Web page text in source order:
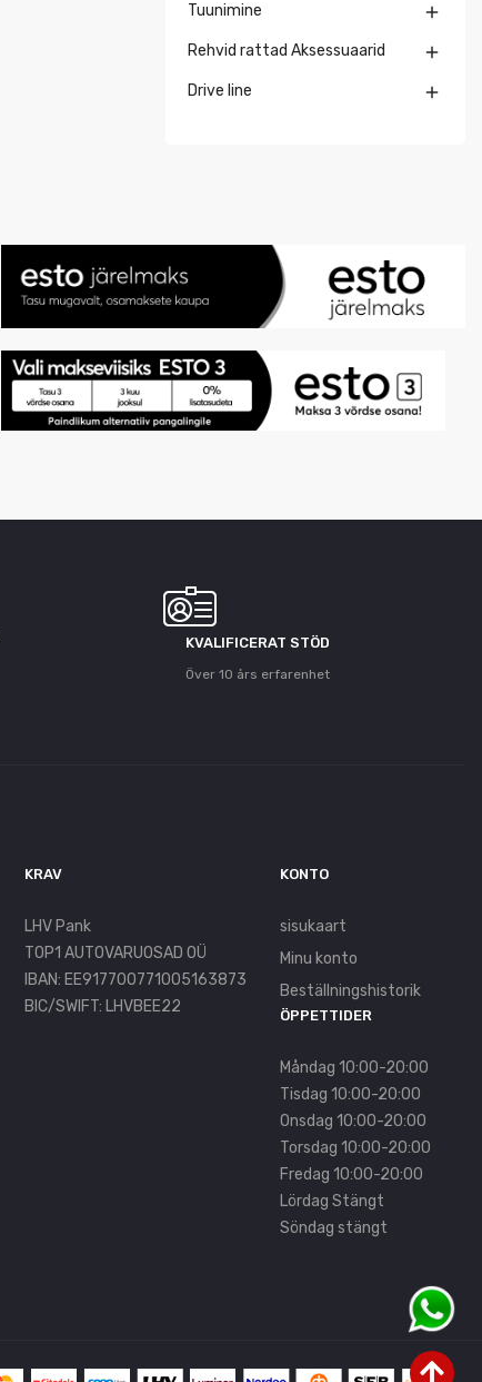
Tuunimine 
Rehvid rattad Aksessuaarid 
Drive line 
KVALIFICERAT STÖD
Över 10 års erfarenhet
KRAV
LHV Pank
TOP1 AUTOVARUOSAD OÜ
IBAN: EE917700771005163873
BIC/SWIFT: LHVBEE22
KONTO
sisukaart
Minu konto
Beställningshistorik
ÖPPETTIDER
Måndag 10:00-20:00
Tisdag 10:00-20:00
Onsdag 10:00-20:00
Torsdag 10:00-20:00
Fredag 10:00-20:00
Lördag Stängt
Söndag stängt